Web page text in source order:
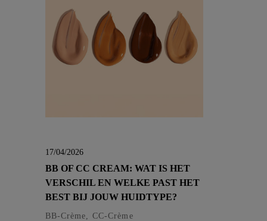
17/04/2026
BB OF CC CREAM: WAT IS HET
VERSCHIL EN WELKE PAST HET
BEST BIJ JOUW HUIDTYPE?
BB-Crème, CC-Crème